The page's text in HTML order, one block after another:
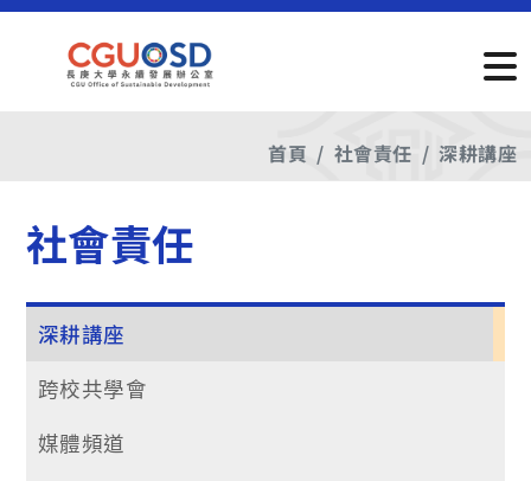
首頁 社會責任 深耕講座
社會責任
深耕講座
跨校共學會
媒體頻道